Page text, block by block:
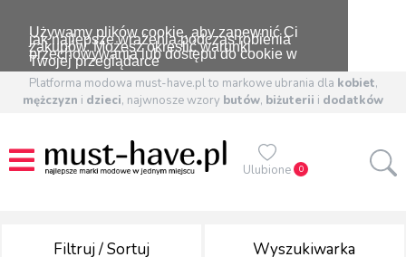
Używamy plików cookie, aby zapewnić Ci
jak najlepsze wrażenia podczas robienia
zakupów. Możesz określić warunki
przechowywania lub dostępu do cookie w
Twojej przeglądarce
Platforma modowa must-have.pl to markowe ubrania dla kobiet,
mężczyzn i dzieci, najwnosze wzory butów, biżuterii i dodatków
Ulubione 0
Filtruj / Sortuj Wyszukiwarka